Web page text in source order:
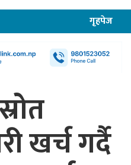
गृहपेज
खर्च गर्दै